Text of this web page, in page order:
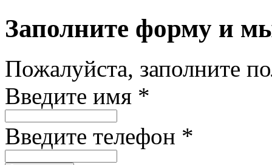
Заполните форму и
Пожалуйста, заполните
Введите имя *
Введите телефон *